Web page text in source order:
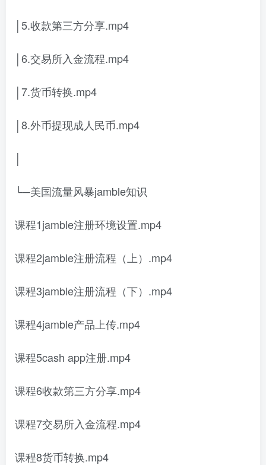
│5.收款第三方分享.mp4
│6.交易所入金流程.mp4
│7.货币转换.mp4
│8.外币提现成人民币.mp4
│
└─美国流量风暴jamble知识
课程1jamble注册环境设置.mp4
课程2jamble注册流程（上）.mp4
课程3jamble注册流程（下）.mp4
课程4jamble产品上传.mp4
课程5cash app注册.mp4
课程6收款第三方分享.mp4
课程7交易所入金流程.mp4
课程8货币转换.mp4